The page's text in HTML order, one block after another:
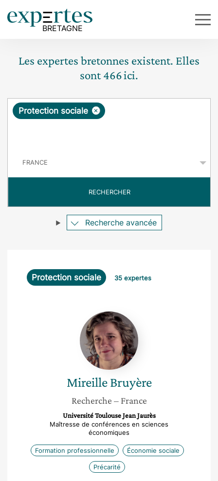
Les expertes bretonnes existent. Elles
sont466ici.
R
ê
e
×
Protection sociale
RECHERCHER
Recherche avancée
Protection sociale 35 expertes
Mireille
Bruyère
Mireille Bruyère
Recherche – France
Université Toulouse Jean Jaurès
Maîtresse de conférences en sciences
économiques
Formation professionnelle Économie sociale
Précarité